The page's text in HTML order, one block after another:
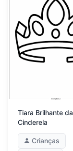
Tiara Brilhante da
Cinderela
Crianças